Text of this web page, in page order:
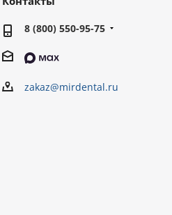
8 (800) 550-95-75
zakaz@mirdental.ru